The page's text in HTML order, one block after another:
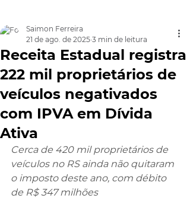
Receita Estadual registra
222 mil proprietários de
veículos negativados
com IPVA em Dívida
Ativa
Saimon Ferreira
21 de ago. de 2025 3 min de leitura
Cerca de 420 mil proprietários de
veículos no RS ainda não quitaram
o imposto deste ano, com débito
de R$ 347 milhões